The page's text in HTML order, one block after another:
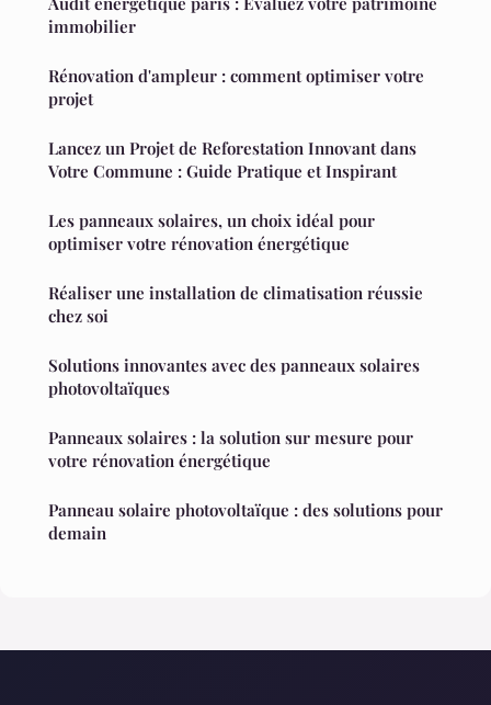
immobilier
Rénovation d'ampleur : comment optimiser votre
projet
Lancez un Projet de Reforestation Innovant dans
Votre Commune : Guide Pratique et Inspirant
Les panneaux solaires, un choix idéal pour
optimiser votre rénovation énergétique
Réaliser une installation de climatisation réussie
chez soi
Solutions innovantes avec des panneaux solaires
photovoltaïques
Panneaux solaires : la solution sur mesure pour
votre rénovation énergétique
Panneau solaire photovoltaïque : des solutions pour
demain